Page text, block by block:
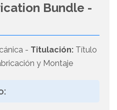
Bundle -
- Titulación: Título
y Montaje